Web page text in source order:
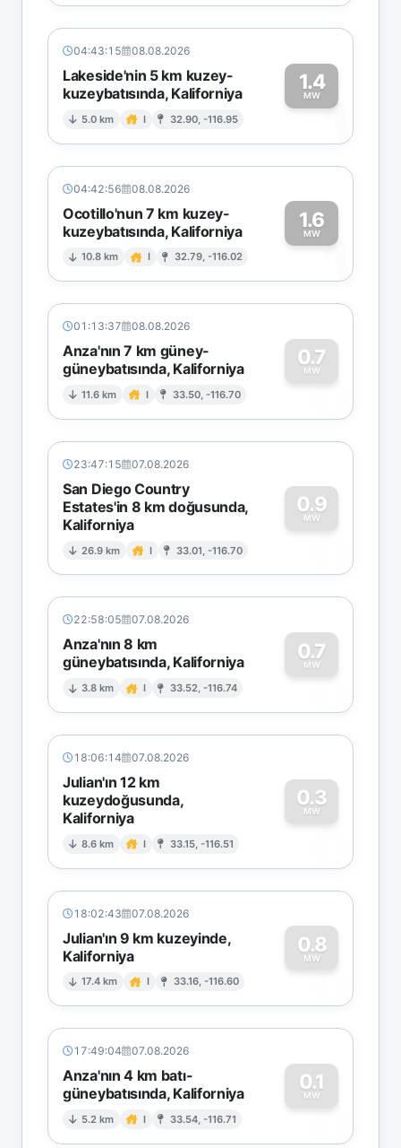
04:43:15 08.08.2026
Lakeside'nin 5 km kuzey-
kuzeybatısında, Kaliforniya
5.0 km I 32.90, -116.95
1.4
MW1
04:42:56 08.08.2026
Ocotillo'nun 7 km kuzey-
kuzeybatısında, Kaliforniya
10.8 km I 32.79, -116.02
1.6
MW1
01:13:37 08.08.2026
Anza'nın 7 km güney-
güneybatısında, Kaliforniya
11.6 km I 33.50, -116.70
0.7
MW
0
23:47:15 07.08.2026
San Diego Country
Estates'in 8 km doğusunda,
Kaliforniya
26.9 km I 33.01, -116.70
0.9
MW
0
22:58:05 07.08.2026
Anza'nın 8 km
güneybatısında, Kaliforniya
3.8 km I 33.52, -116.74
0.7
MW
0
18:06:14 07.08.2026
Julian'ın 12 km
kuzeydoğusunda,
Kaliforniya
8.6 km I 33.15, -116.51
0.3
MW
0
18:02:43 07.08.2026
Julian'ın 9 km kuzeyinde,
Kaliforniya
17.4 km I 33.16, -116.60
0.8
MW
0
17:49:04 07.08.2026
Anza'nın 4 km batı-
güneybatısında, Kaliforniya
5.2 km I 33.54, -116.71
0.1
MW
0